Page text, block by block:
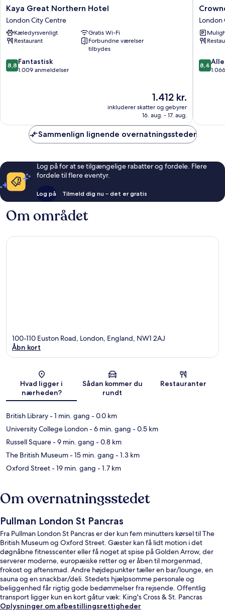
Kaya
Great
Northern
Hotel
London
Centre
Kaya Great Northern Hotel
London City Centre
Kæledyrsvenligt
Gratis Wi-Fi
Restaurant
Forbundne værelser
tilbydes
8.8
ud
8,8 Fantastisk
1.009 anmeldelser
Prisen
er
1.412 kr.
1.412 kr.
inkluderer skatter og gebyrer
16. aug. - 17. aug.
Crowne
Plaza
London
-
Kings
by
IHG
London
8.4
ud
8,4
Sammenlign lignende overnatningssteder
Log på for at se tilgængelige rabatter og fordele. Flere
fordele til flere eventyr.
Log på Tilmeld dig nu – det er gratis
Om området
Kort
100-110 Euston Road, London, England, NW1 2AJ
Åbn kort
Hvad ligger i
nærheden?
Sådan kommer du
rundt
Restauranter
British Library- 1 min. gang - 0.0 km
University College London- 6 min. gang - 0.5 km
Russell Square- 9 min. gang - 0.8 km
The British Museum- 15 min. gang - 1.3 km
Oxford Street- 19 min. gang - 1.7 km
Om overnatningsstedet
Pullman London St Pancras
Fra Pullman London St Pancras er der kun fem minutters kørsel til The
British Museum og Oxford Street. Gæster kan få lidt motion i det
døgnåbne fitnesscenter eller få noget at spise på Golden Arrow, der
serverer moderne, europæiske retter og er åben til morgenmad,
frokost og aftensmad. Andre højdepunkter tæller en bar/lounge, en
sauna og en snackbar/deli. Stedets hjælpsomme personale og
beliggenhed får rigtig gode bedømmelser fra rejsende. Offentlig
transport ligger kun en kort gåtur væk: King's Cross & St. Pancras
Metrostation ligger 5 minutter væk og Euston Metrostation ligger 6
Oplysninger om afbestillingsrettigheder